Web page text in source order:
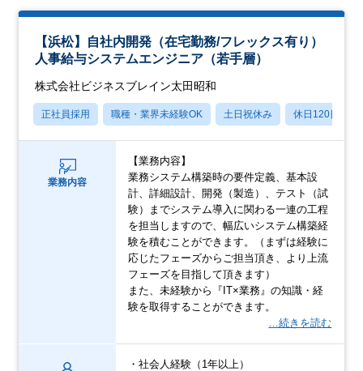
【浜松】自社内開発（在宅勤務/フレックス有り）
人事給与システムエンジニア（若手層）
株式会社ビジネスブレイン太田昭和
正社員採用 職種・業界未経験OK 土日祝休み 休日120日以上
業務内容
【業務内容】
業務システム構築時の要件定義、基本設
計、詳細設計、開発（製造）、テスト（試
験）までシステム導入に関わる一連の工程
を担当しますので、幅広いシステム構築経
験を積むことができます。（まずは経験に
応じたフェーズからご担当頂き、より上流
フェーズを目指して頂きます）
また、未経験から『IT×業務』の知識・経
験を取得することができます。
…続きを読む
・社会人経験（1年以上）